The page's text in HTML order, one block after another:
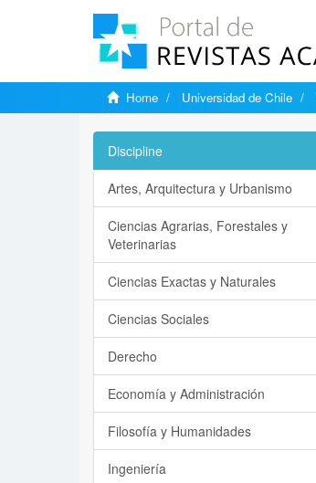
Home Universidad de Chile
Discipline
Artes, Arquitectura y Urbanismo
Ciencias Agrarias, Forestales y
Veterinarias
Ciencias Exactas y Naturales
Ciencias Sociales
Derecho
Economía y Administración
Filosofía y Humanidades
Ingeniería